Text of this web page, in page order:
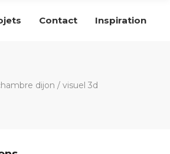
Contact Inspiration
dijon / visuel 3d